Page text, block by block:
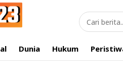
Dunia Hukum